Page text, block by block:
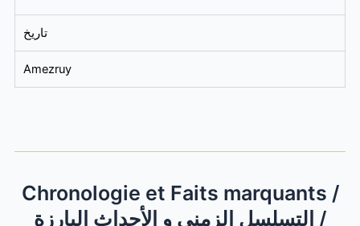
تاريخ
Amezruy
Chronologie et Faits marquants /
التسلسل الزمني و الأحداث البارزة /